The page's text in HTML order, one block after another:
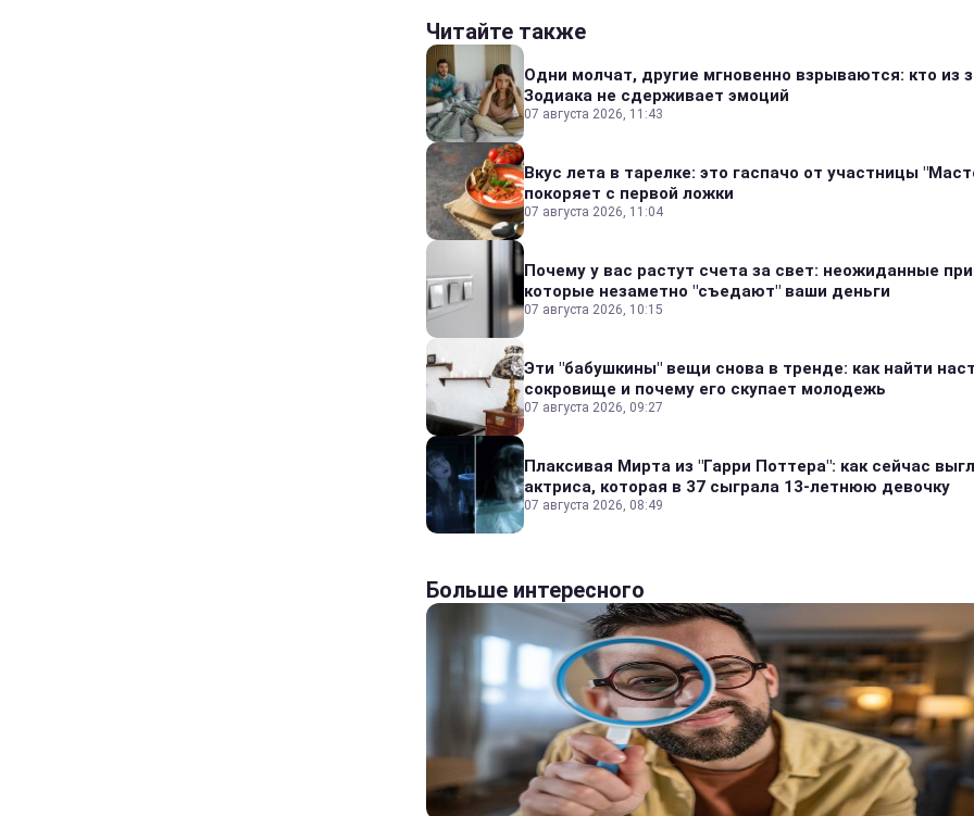
Читайте также
Одни молчат, другие мгновенно взрываются: кто из
Зодиака не сдерживает эмоций
07 августа 2026, 11:43
Вкус лета в тарелке: это гаспачо от участницы
покоряет с первой ложки
07 августа 2026, 11:04
Почему у вас растут счета за свет: неожиданные
которые незаметно "съедают" ваши деньги
07 августа 2026, 10:15
Эти "бабушкины" вещи снова в тренде: как найти
сокровище и почему его скупает молодежь
07 августа 2026, 09:27
Плаксивая Мирта из "Гарри Поттера": как сейчас
актриса, которая в 37 сыграла 13-летнюю девочку
07 августа 2026, 08:49
Больше интересного